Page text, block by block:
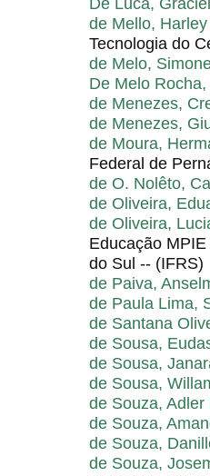
de Mello,
Tecnologia do
de Melo,
De Melo
de Menezes,
de Menezes,
de Moura,
Federal de
de O. Nolêto,
de Oliveira,
de Oliveira,
Educação
do Sul -- (IFRS)
de Paiva,
de Paula Lima,
de Santana
de Sousa,
de Sousa,
de Sousa,
de Souza, Adler
de Souza,
de Souza,
de Souza,